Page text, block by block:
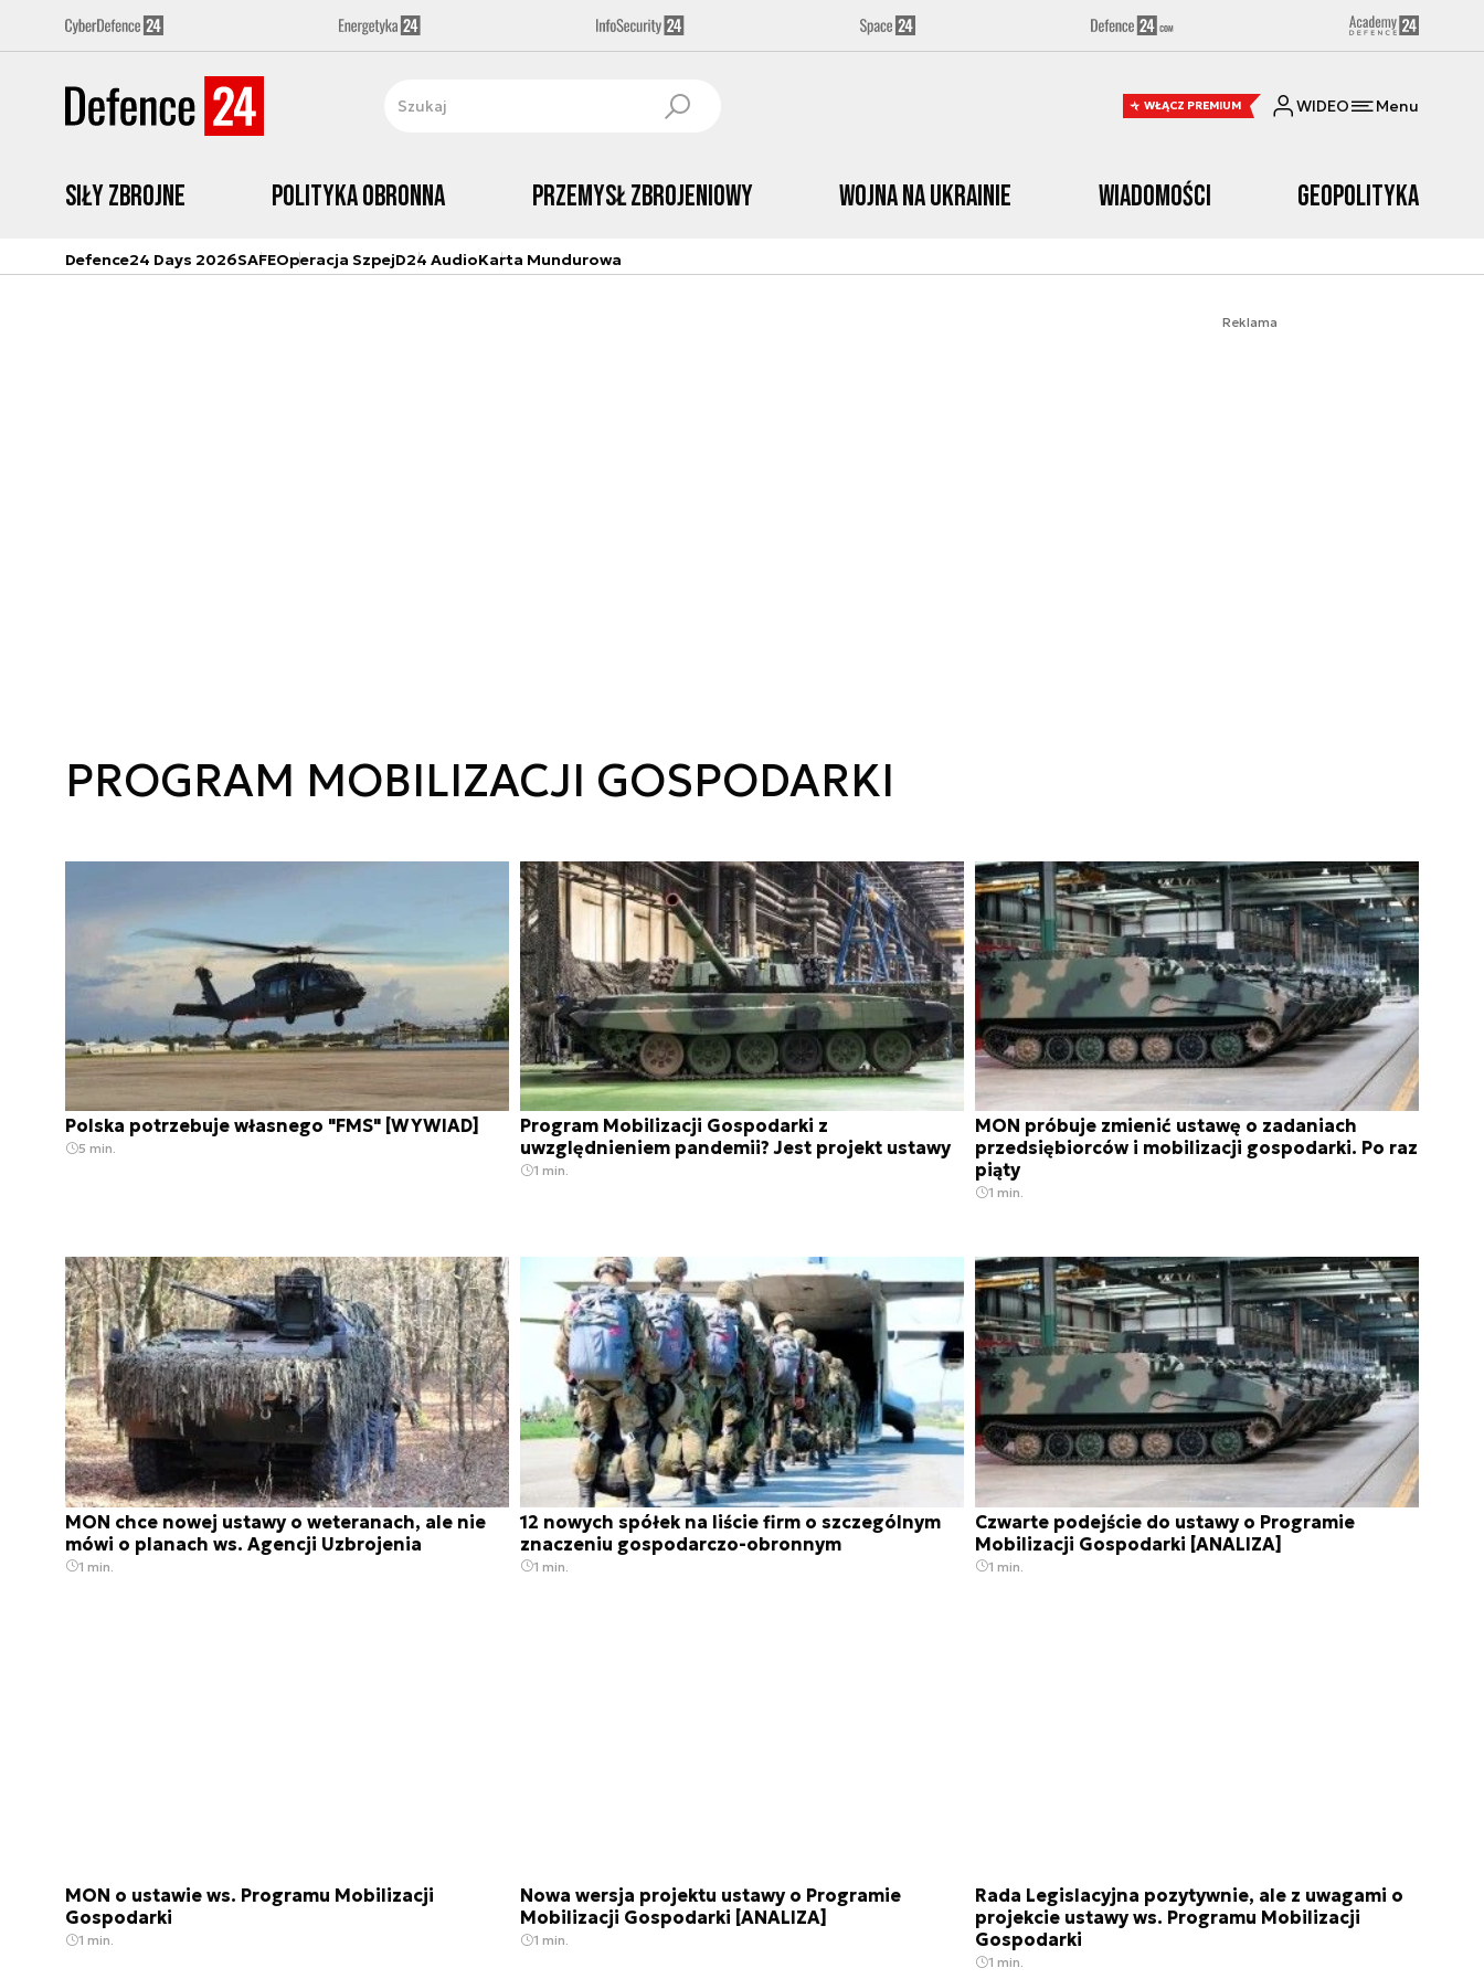
WŁĄCZ PREMIUM WIDEO Menu
Siły zbrojne Polityka obronna Przemysł Zbrojeniowy Wojna na Ukrainie Wiadomości Geopolityka
Defence24 Days 2026SAFEOperacja SzpejD24 AudioKarta Mundurowa
Reklama
PROGRAM MOBILIZACJI GOSPODARKI
Polska potrzebuje własnego "FMS" [WYWIAD]
5 min.
Program Mobilizacji Gospodarki z
uwzględnieniem pandemii? Jest projekt ustawy
1 min.
MON próbuje zmienić ustawę o zadaniach
przedsiębiorców i mobilizacji gospodarki. Po raz
piąty
1 min.
MON chce nowej ustawy o weteranach, ale nie
mówi o planach ws. Agencji Uzbrojenia
1 min.
12 nowych spółek na liście firm o szczególnym
znaczeniu gospodarczo-obronnym
1 min.
Czwarte podejście do ustawy o Programie
Mobilizacji Gospodarki [ANALIZA]
1 min.
MON o ustawie ws. Programu Mobilizacji
Gospodarki
1 min.
Nowa wersja projektu ustawy o Programie
Mobilizacji Gospodarki [ANALIZA]
1 min.
Rada Legislacyjna pozytywnie, ale z uwagami o
projekcie ustawy ws. Programu Mobilizacji
Gospodarki
1 min.